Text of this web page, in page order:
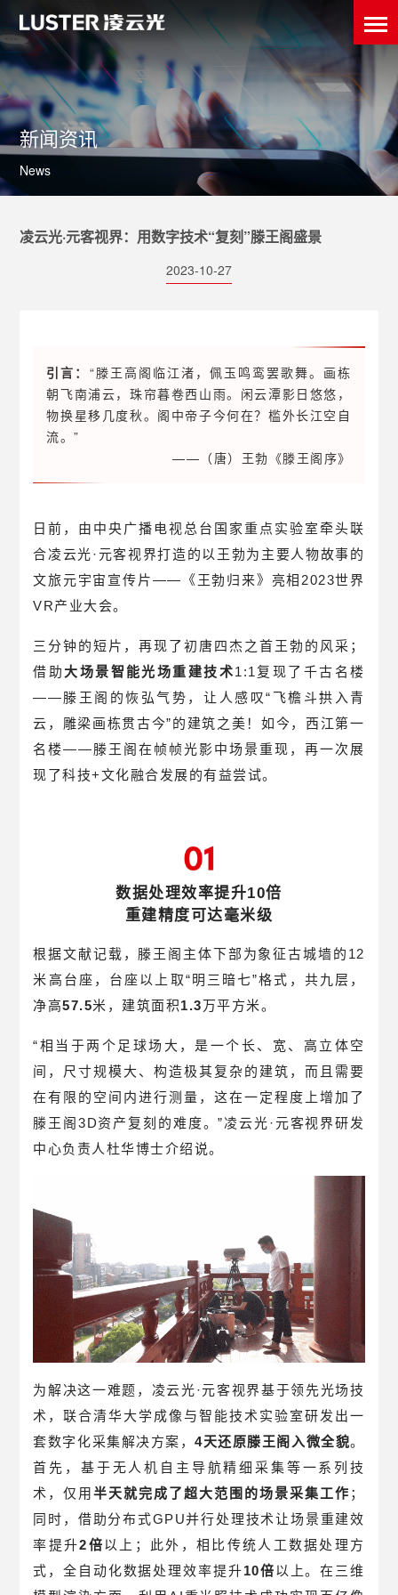
新闻资讯
News
凌云光·元客视界：用数字技术“复刻”滕王阁盛景
2023-10-27
引言： “滕王高阁临江渚，佩玉鸣鸾罢歌舞。画栋
朝飞南浦云，珠帘暮卷西山雨。闲云潭影日悠悠，
物换星移几度秋。阁中帝子今何在？槛外长江空自
流。”
——（唐）王勃《滕王阁序》
日前，由中央广播电视总台国家重点实验室牵头联
合凌云光·元客视界打造的以王勃为主要人物故事的
文旅元宇宙宣传片——《王勃归来》亮相2023世界
VR产业大会。
三分钟的短片，再现了初唐四杰之首王勃的风采；
借助 大场景智能光场重建技术1:1复现了千古名楼
——滕王阁的恢弘气势，让人感叹“飞檐斗拱入青
云，雕梁画栋贯古今”的建筑之美！如今，西江第一
名楼——滕王阁在帧帧光影中场景重现，再一次展
现了科技+文化融合发展的有益尝试。
数据处理效率提升10倍
重建精度可达毫米级
根据文献记载，滕王阁主体下部为象征古城墙的12
米高台座，台座以上取“明三暗七”格式，共九层，
净高57.5米，建筑面积1.3万平方米。
“相当于两个足球场大，是一个长、宽、高立体空
间，尺寸规模大、构造极其复杂的建筑，而且需要
在有限的空间内进行测量，这在一定程度上增加了
滕王阁3D资产复刻的难度。”凌云光·元客视界研发
中心负责人杜华博士介绍说。
为解决这一难题，凌云光·元客视界基于领先光场技
术，联合清华大学成像与智能技术实验室研发出一
套数字化采集解决方案，4天还原滕王阁入微全貌。
首先，基于无人机自主导航精细采集等一系列技
术，仅用半天就完成了超大范围的场景采集工作 ；
同时，借助分布式GPU并行处理技术让场景重建效
率提升2倍以上；此外，相比传统人工数据处理方
式，全自动化数据处理效率提升10倍以上。在三维